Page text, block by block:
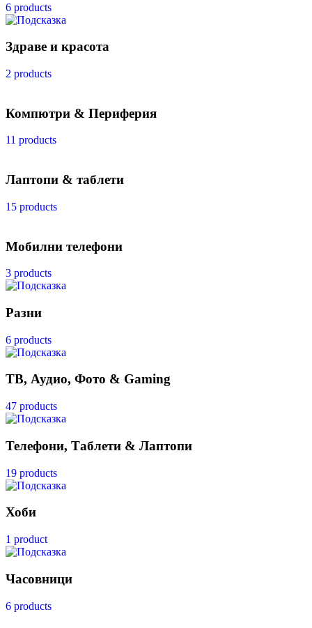
6 products
Здраве и красота
2 products
Компютри & Периферия
11 products
Лаптопи & таблети
15 products
Мобилни телефони
3 products
Разни
6 products
ТВ, Аудио, Фото & Gaming
47 products
Телефони, Таблети & Лаптопи
19 products
Хоби
1 product
Часовници
6 products